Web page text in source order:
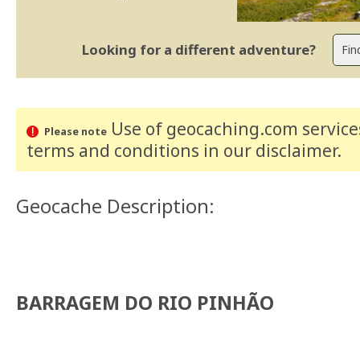
Looking for a different adventure?
Please noteUse of geocaching.com
terms and conditions in our disclaimer.
Geocache Description:
BARRAGEM DO RIO PINHÃO